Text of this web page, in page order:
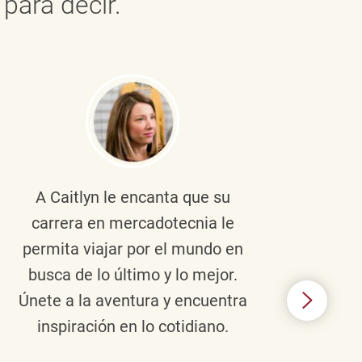
A Caitlyn le encanta que su
carrera en mercadotecnia le
permita viajar por el mundo en
busca de lo último y lo mejor.
Únete a la aventura y encuentra
inspiración en lo cotidiano.